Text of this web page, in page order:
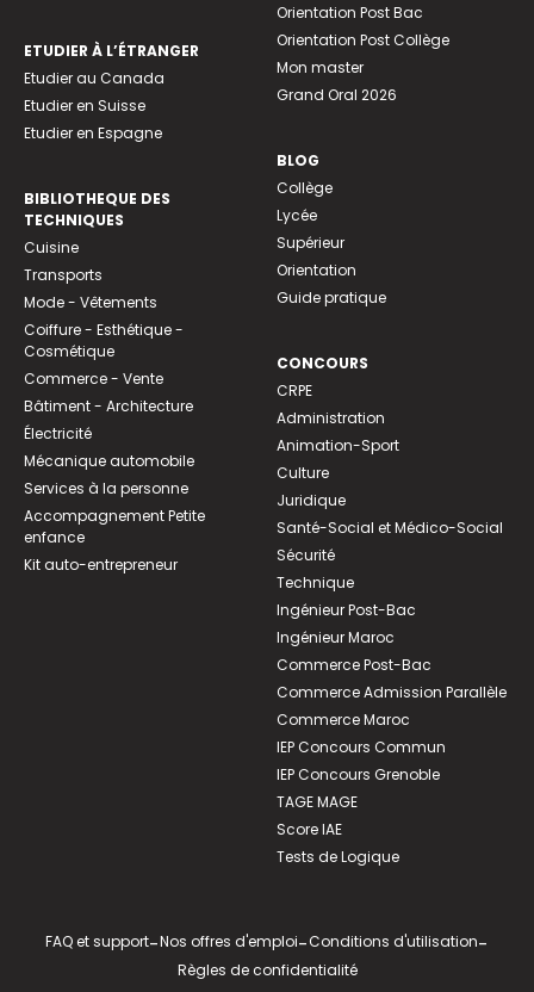
ETUDIER À L’ÉTRANGER
Etudier au Canada
Etudier en Suisse
Etudier en Espagne
BIBLIOTHEQUE DES
TECHNIQUES
Cuisine
Transports
Mode - Vêtements
Coiffure - Esthétique -
Cosmétique
Commerce - Vente
Bâtiment - Architecture
Électricité
Mécanique automobile
Services à la personne
Accompagnement Petite
enfance
Kit auto-entrepreneur
Orientation Post Bac
Orientation Post Collège
Mon master
Grand Oral 2026
BLOG
Collège
Lycée
Supérieur
Orientation
Guide pratique
CONCOURS
CRPE
Administration
Animation-Sport
Culture
Juridique
Santé-Social et Médico-Social
Sécurité
Technique
Ingénieur Post-Bac
Ingénieur Maroc
Commerce Post-Bac
Commerce Admission Parallèle
Commerce Maroc
IEP Concours Commun
IEP Concours Grenoble
TAGE MAGE
Score IAE
Tests de Logique
FAQ et support-Nos offres d'emploi-Conditions d'utilisation-
Règles de confidentialité